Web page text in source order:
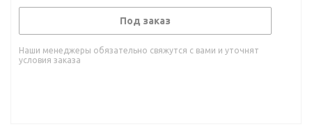
Под заказ
Наши менеджеры обязательно свяжутся с вами и уточнят
условия заказа